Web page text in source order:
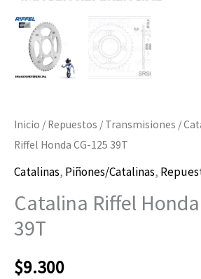
Inicio / Repuestos / Transmisiones /
Riffel Honda CG-125 39T
Catalinas, Piñones/Catalinas,
Catalina Riffel Honda
39T
$9.300